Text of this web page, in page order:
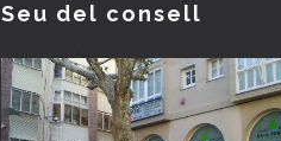
Seu del consell